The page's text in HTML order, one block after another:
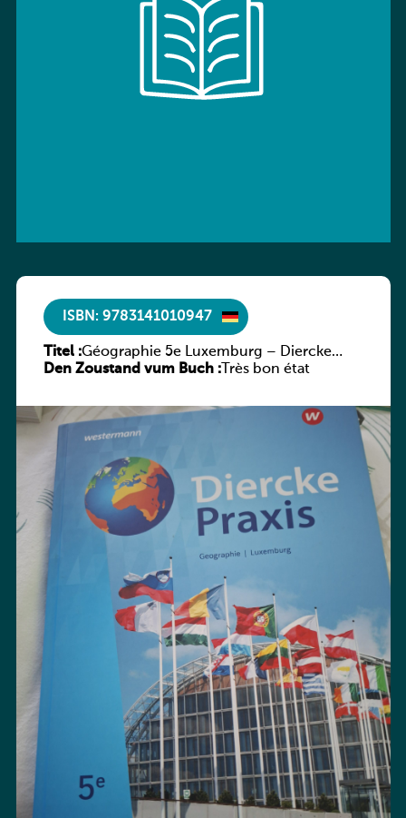
ISBN: 9783141010947
Titel :Géographie 5e Luxemburg – Diercke
Praxis
Den Zoustand vum Buch :Très bon état